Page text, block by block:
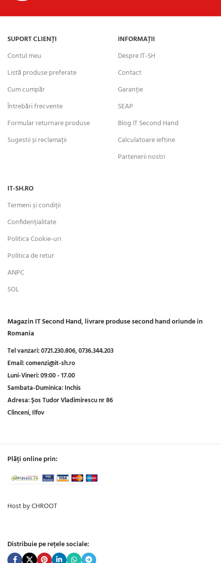
SUPORT CLIENȚI
Contul meu
Listă produse preferate
Cum cumpăr
Întrebări frecvente
Formular returnare produse
Sugestii și reclamații
INFORMAȚII
Despre IT-SH
Contact
Garanție
SEAP
Blog IT Second Hand
Calculatoare ieftine
Partenerii nostri
IT-SH.RO
Termeni și condiții
Confidențialitate
Politica Cookie-uri
Politica de retur
ANPC
SOL
Magazin IT Second Hand, livrare produse second hand oriunde in
Romania
Tel vanzari:0721.230.806,0736.344.203
Email:comenzi@it-sh.ro
Luni-Vineri:09:00 - 17.00
Sambata-Duminica:Inchis
Adresa:Șos Tudor Vladimirescu nr 86
Clinceni, Ilfov
Plăți online prin:
Host by CHROOT
Distribuie pe rețele sociale: